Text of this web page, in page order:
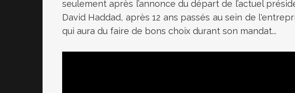
seulement après l’annonce du départ de l’actuel
David Haddad, après 12 ans passés au sein de
qui aura du faire de bons choix durant son mandat...